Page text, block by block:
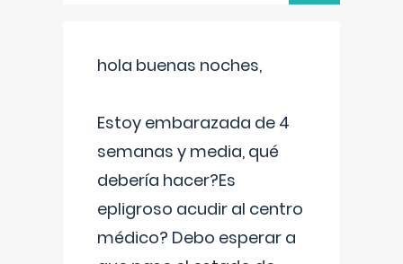
hola buenas noches,
Estoy embarazada de 4
semanas y media, qué
debería hacer?Es
epligroso acudir al centro
médico? Debo esperar a